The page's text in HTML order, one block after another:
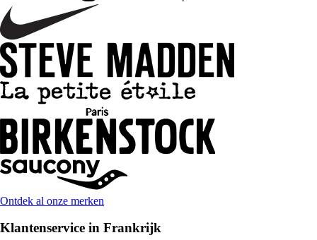
Ontdek al onze merken
Klantenservice in Frankrijk